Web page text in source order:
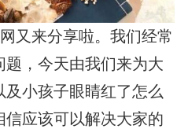
又来分享啦。我们经常
，今天由我们来为大
小孩子眼睛红了怎么
应该可以解决大家的